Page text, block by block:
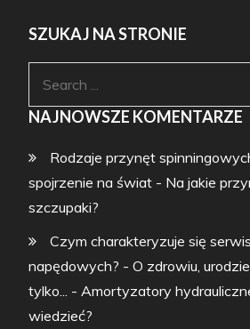
SZUKAJ NA STRONIE
NAJNOWSZE KOMENTARZE
Rodzaje przynęt
spojrzenie na świat - Na jakie
szczupaki?
Czym charakteryzuje się
napędowych? - O zdrowiu,
tylko... -Amortyzatory
wiedzieć?